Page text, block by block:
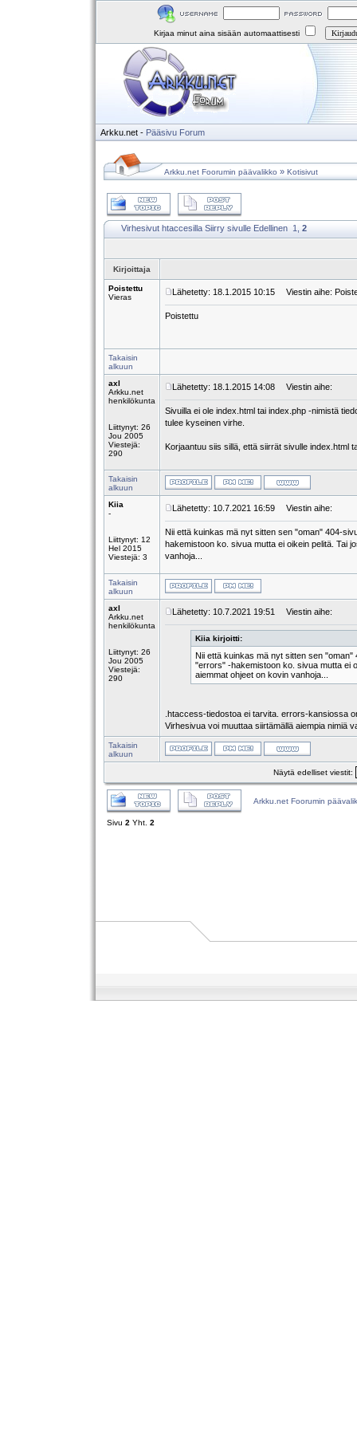
Kirjaa minut aina sisään automaattisesti
Arkku.net - Pääsivu Forum
Arkku.net Foorumin päävalikko » Kotisivut
Virhesivut htaccesilla Siirry sivulle Edellinen 1 2
Kirjoittaja
Poistettu
Vieras
Lähetetty: 18.1.2015 10:15 Viestin aihe:
Poistettu
Takaisin
alkuun
axl
Arkku.net
henkilökunta
Liittynyt: 26
Jou 2005
Viestejä:
290
Lähetetty: 18.1.2015 14:08 Viestin aihe:
Sivuilla ei ole index.html tai index.php -nimistä
tulee kyseinen virhe.
Korjaantuu siis sillä, että siirrät sivulle index.html
Takaisin
alkuun
Kiia
-
Liittynyt: 12
Hel 2015
Viestejä: 3
Lähetetty: 10.7.2021 16:59 Viestin aihe:
Nii että kuinkas mä nyt sitten sen "oman" 404-
hakemistoon ko. sivua mutta ei oikein pelitä. Tai
vanhoja...
Takaisin
alkuun
axl
Arkku.net
henkilökunta
Liittynyt: 26
Jou 2005
Viestejä:
290
Lähetetty: 10.7.2021 19:51 Viestin aihe:
Kiia kirjoitti:
Nii että kuinkas mä nyt sitten sen "oman"
"errors" -hakemistoon ko. sivua mutta ei
aiemmat ohjeet on kovin vanhoja...
.htaccess-tiedostoa ei tarvita. errors-kansiossa
Virhesivua voi muuttaa siirtämällä aiempia nimiä
Takaisin
alkuun
Näytä edelliset viestit:
Arkku.net Foorumin
Sivu 2 Yht. 2